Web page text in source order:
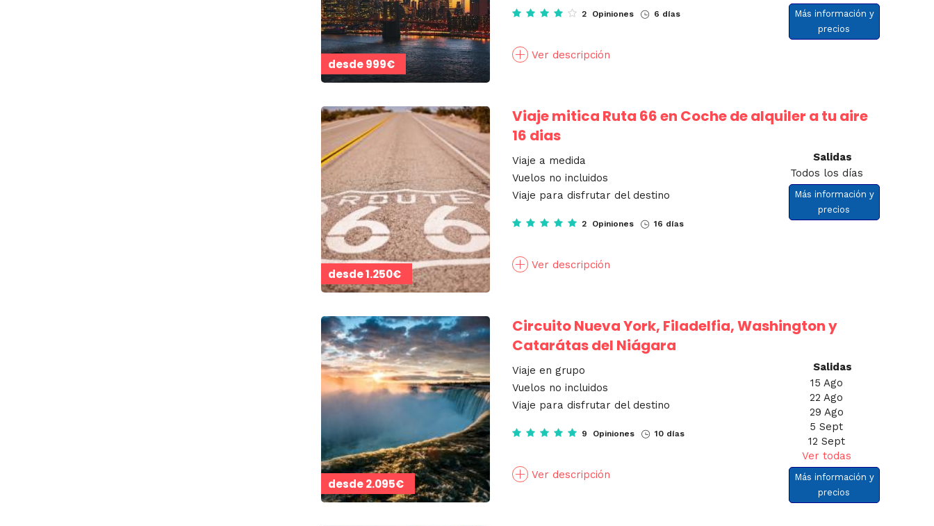
desde999€
2 Opiniones 6 días
Ver descripción
Más información y
precios
desde1.250€
Viaje mitica Ruta 66 en Coche de alquiler a tu aire
16 dias
Viaje a medida
Vuelos no incluidos
Viaje para disfrutar del destino
2 Opiniones 16 días
Ver descripción
Salidas
Todos los días
Más información y
precios
desde2.095€
Circuito Nueva York, Filadelfia, Washington y
Catarátas del Niágara
Viaje en grupo
Vuelos no incluidos
Viaje para disfrutar del destino
9 Opiniones 10 días
Ver descripción
Salidas
15 Ago
22 Ago
29 Ago
5 Sept
12 Sept
Ver todas
Más información y
precios